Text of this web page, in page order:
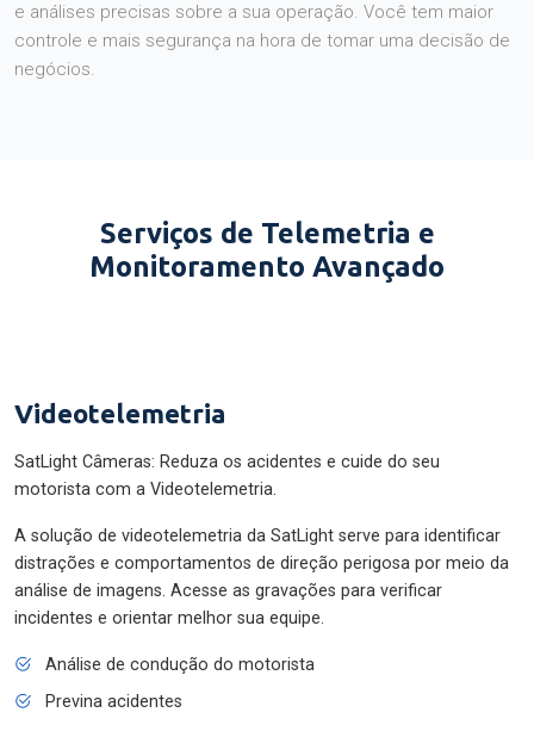
e análises precisas sobre a sua operação. Você tem maior
controle e mais segurança na hora de tomar uma decisão de
negócios.
Serviços de Telemetria e
Monitoramento Avançado
Videotelemetria
SatLight Câmeras: Reduza os acidentes e cuide do seu
motorista com a Videotelemetria.
A solução de videotelemetria da SatLight serve para identificar
distrações e comportamentos de direção perigosa por meio da
análise de imagens. Acesse as gravações para verificar
incidentes e orientar melhor sua equipe.
Análise de condução do motorista
Previna acidentes